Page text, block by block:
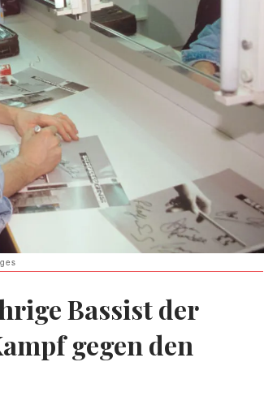
Bassist der
gegen den